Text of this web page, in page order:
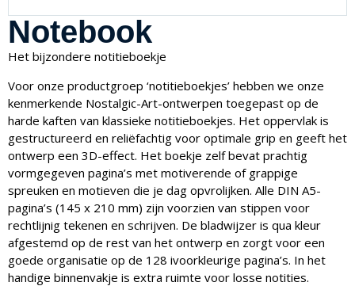
Notebook
Het bijzondere notitieboekje
Voor onze productgroep ‘notitieboekjes’ hebben we onze
kenmerkende Nostalgic-Art-ontwerpen toegepast op de
harde kaften van klassieke notitieboekjes. Het oppervlak is
gestructureerd en reliëfachtig voor optimale grip en geeft het
ontwerp een 3D-effect. Het boekje zelf bevat prachtig
vormgegeven pagina’s met motiverende of grappige
spreuken en motieven die je dag opvrolijken. Alle DIN A5-
pagina’s (145 x 210 mm) zijn voorzien van stippen voor
rechtlijnig tekenen en schrijven. De bladwijzer is qua kleur
afgestemd op de rest van het ontwerp en zorgt voor een
goede organisatie op de 128 ivoorkleurige pagina’s. In het
handige binnenvakje is extra ruimte voor losse notities.